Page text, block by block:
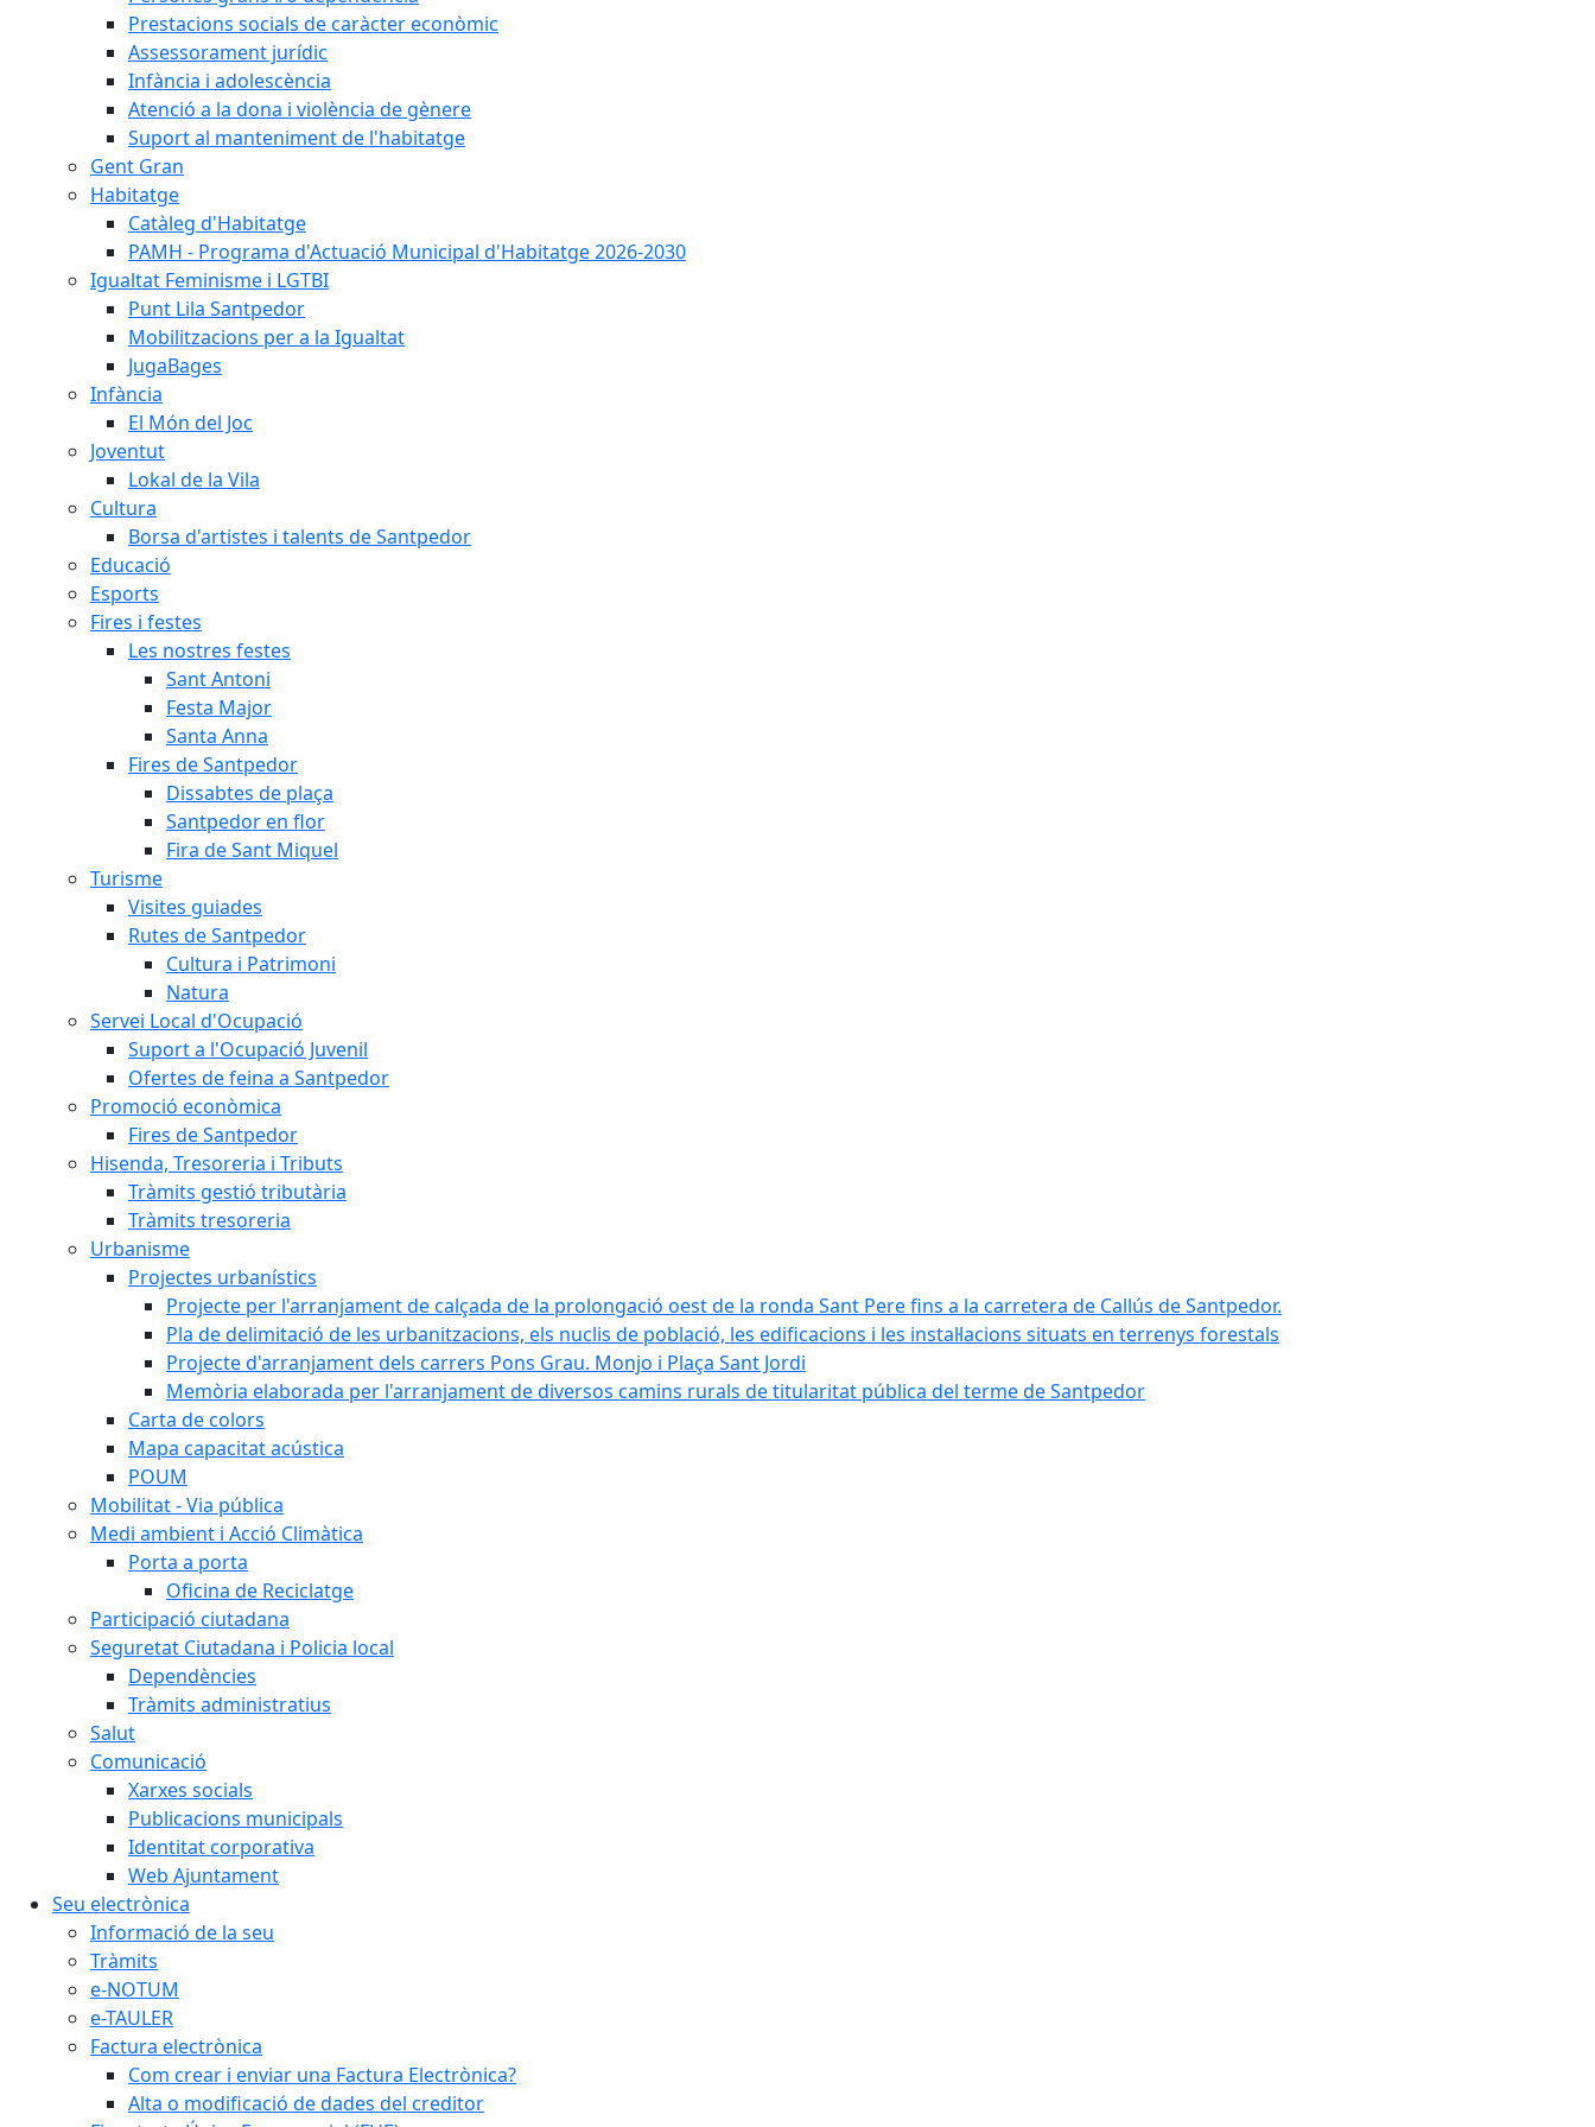
Prestacions socials de caràcter econòmic
Assessorament jurídic
Infància i adolescència
Atenció a la dona i violència de gènere
Suport al manteniment de l'habitatge
Gent Gran
Habitatge
Catàleg d'Habitatge
PAMH - Programa d'Actuació Municipal d'Habitatge 2026-2030
Igualtat Feminisme i LGTBI
Punt Lila Santpedor
Mobilitzacions per a la Igualtat
JugaBages
Infància
El Món del Joc
Joventut
Lokal de la Vila
Cultura
Borsa d'artistes i talents de Santpedor
Educació
Esports
Fires i festes
Les nostres festes
Sant Antoni
Festa Major
Santa Anna
Fires de Santpedor
Dissabtes de plaça
Santpedor en flor
Fira de Sant Miquel
Turisme
Visites guiades
Rutes de Santpedor
Cultura i Patrimoni
Natura
Servei Local d'Ocupació
Suport a l'Ocupació Juvenil
Ofertes de feina a Santpedor
Promoció econòmica
Fires de Santpedor
Hisenda, Tresoreria i Tributs
Tràmits gestió tributària
Tràmits tresoreria
Urbanisme
Projectes urbanístics
Projecte per l'arranjament de calçada de la prolongació oest de la ronda Sant Pere fins a la carretera de Callús de Santpedor.
Pla de delimitació de les urbanitzacions, els nuclis de població, les edificacions i les instal·lacions situats en terrenys forestals
Projecte d'arranjament dels carrers Pons Grau. Monjo i Plaça Sant Jordi
Memòria elaborada per l'arranjament de diversos camins rurals de titularitat pública del terme de Santpedor
Carta de colors
Mapa capacitat acústica
POUM
Mobilitat - Via pública
Medi ambient i Acció Climàtica
Porta a porta
Oficina de Reciclatge
Participació ciutadana
Seguretat Ciutadana i Policia local
Dependències
Tràmits administratius
Salut
Comunicació
Xarxes socials
Publicacions municipals
Identitat corporativa
Web Ajuntament
Seu electrònica
Informació de la seu
Tràmits
e-NOTUM
e-TAULER
Factura electrònica
Com crear i enviar una Factura Electrònica?
Alta o modificació de dades del creditor